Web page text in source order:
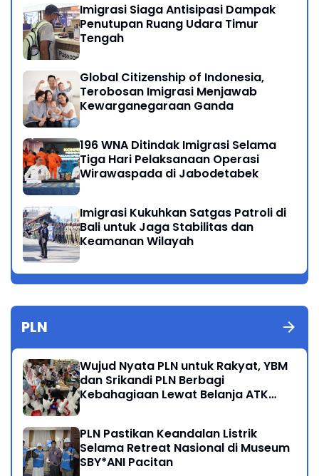
Imigrasi Siaga Antisipasi Dampak
Penutupan Ruang Udara Timur
Tengah
Global Citizenship of Indonesia,
Terobosan Imigrasi Menjawab
Kewarganegaraan Ganda
196 WNA Ditindak Imigrasi Selama
Tiga Hari Pelaksanaan Operasi
Wirawaspada di Jabodetabek
Imigrasi Kukuhkan Satgas Patroli di
Bali untuk Jaga Stabilitas dan
Keamanan Wilayah
PLN
Wujud Nyata PLN untuk Rakyat, YBM
dan Srikandi PLN Berbagi
Kebahagiaan Lewat Belanja ATK
PLN Pastikan Keandalan Listrik
Selama Retreat Nasional di Museum
SBY*ANI Pacitan